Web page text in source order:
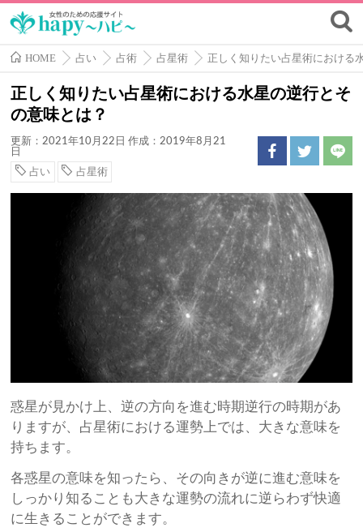
HOME 占い 占術 占星術 正しく知りたい占星術における
正しく知りたい占星術における水星の逆行とそ
の意味とは？
更新：2021年10月22日 作成：2019年8月21
日
占い
占星術
惑星が見かけ上、逆の方向を進む時期逆行の時期があ
りますが、占星術における運勢上では、大きな意味を
持ちます。
各惑星の意味を知ったら、その向きが逆に進む意味を
しっかり知ることも大きな運勢の流れに逆らわず快適
に生きることができます。